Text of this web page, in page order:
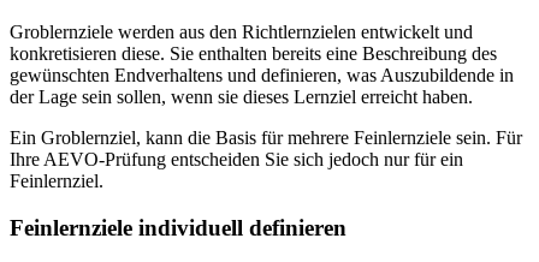
Groblernziele werden aus den Richtlernzielen entwickelt und
konkretisieren diese. Sie enthalten bereits eine Beschreibung des
gewünschten Endverhaltens und definieren, was Auszubildende in
der Lage sein sollen, wenn sie dieses Lernziel erreicht haben.
Ein Groblernziel, kann die Basis für mehrere Feinlernziele sein. Für
Ihre AEVO-Prüfung entscheiden Sie sich jedoch nur für ein
Feinlernziel.
Feinlernziele individuell definieren